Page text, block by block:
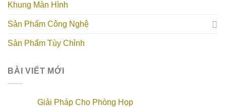
Khung Màn Hình
Sản Phẩm Công Nghệ
Sản Phẩm Tùy Chỉnh
BÀI VIẾT MỚI
Giải Pháp Cho Phòng Họp